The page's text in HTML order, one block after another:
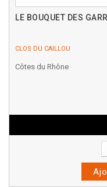
LE BOUQUET DES
CLOS DU CAILLOU
Côtes du Rhône